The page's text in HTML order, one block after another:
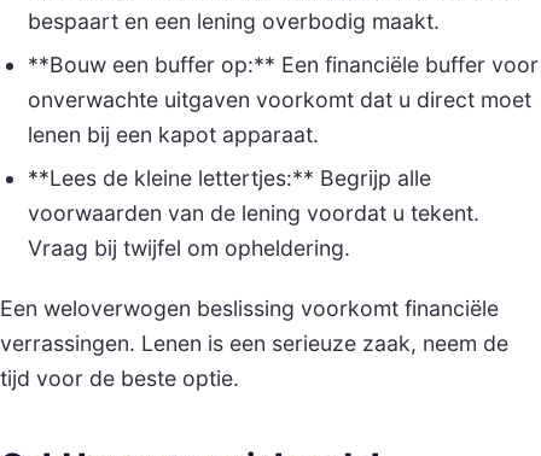
bespaart en een lening overbodig maakt.
**Bouw een buffer op:** Een financiële buffer voor
onverwachte uitgaven voorkomt dat u direct moet
lenen bij een kapot apparaat.
**Lees de kleine lettertjes:** Begrijp alle
voorwaarden van de lening voordat u tekent.
Vraag bij twijfel om opheldering.
Een weloverwogen beslissing voorkomt financiële
verrassingen. Lenen is een serieuze zaak, neem de
tijd voor de beste optie.